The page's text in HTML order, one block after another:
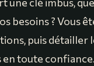
une clé imbus,
besoins ? Vous
puis détailler
toute